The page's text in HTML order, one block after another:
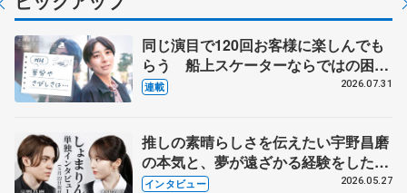
同じ演目で120回お客様に楽しんでも
らう 船上スケーターならではの困難
とは 影響あったPIW前キャプテン松
連載 2026.07.31
推しの素晴らしさを伝えたい宇野昌磨
の本気と、夢が遠ざかる経験をした本
田真凜の覚悟
インタビュー 2026.05.27